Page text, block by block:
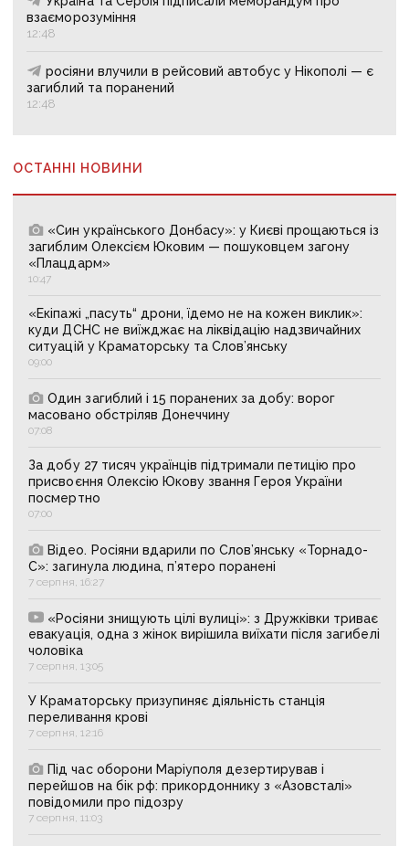
взаєморозуміння
12:48
росіяни влучили в рейсовий автобус у Нікополі — є
загиблий та поранений
12:48
ОСТАННІ НОВИНИ
«Син українського Донбасу»: у Києві прощаються із
загиблим Олексієм Юковим — пошуковцем загону
«Плацдарм»
10:47
«Екіпажі „пасуть“ дрони, їдемо не на кожен виклик»:
куди ДСНС не виїжджає на ліквідацію надзвичайних
ситуацій у Краматорську та Слов’янську
09:00
Один загиблий і 15 поранених за добу: ворог
масовано обстріляв Донеччину
07:08
За добу 27 тисяч українців підтримали петицію про
присвоєння Олексію Юкову звання Героя України
посмертно
07:00
Відео. Росіяни вдарили по Слов’янську «Торнадо-
С»: загинула людина, п’ятеро поранені
7 серпня, 16:27
«Росіяни знищують цілі вулиці»: з Дружківки триває
евакуація, одна з жінок вирішила виїхати після загибелі
чоловіка
7 серпня, 13:05
У Краматорську призупиняє діяльність станція
переливання крові
7 серпня, 12:16
Під час оборони Маріуполя дезертирував і
перейшов на бік рф: прикордоннику з «Азовсталі»
повідомили про підозру
7 серпня, 11:03